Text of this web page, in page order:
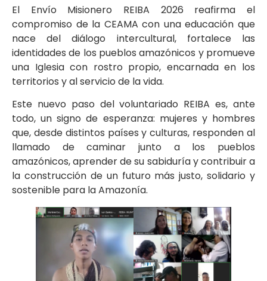
El Envío Misionero REIBA 2026 reafirma el
compromiso de la CEAMA con una educación que
nace del diálogo intercultural, fortalece las
identidades de los pueblos amazónicos y promueve
una Iglesia con rostro propio, encarnada en los
territorios y al servicio de la vida.
Este nuevo paso del voluntariado REIBA es, ante
todo, un signo de esperanza: mujeres y hombres
que, desde distintos países y culturas, responden al
llamado de caminar junto a los pueblos
amazónicos, aprender de su sabiduría y contribuir a
la construcción de un futuro más justo, solidario y
sostenible para la Amazonía.